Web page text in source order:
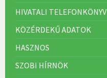
HIVATALI TELEFONKÖNYV
KÖZÉRDEKŰ ADATOK
HASZNOS
SZOBI HÍRNÖK